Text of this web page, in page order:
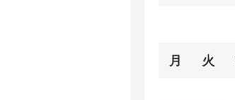
月 火